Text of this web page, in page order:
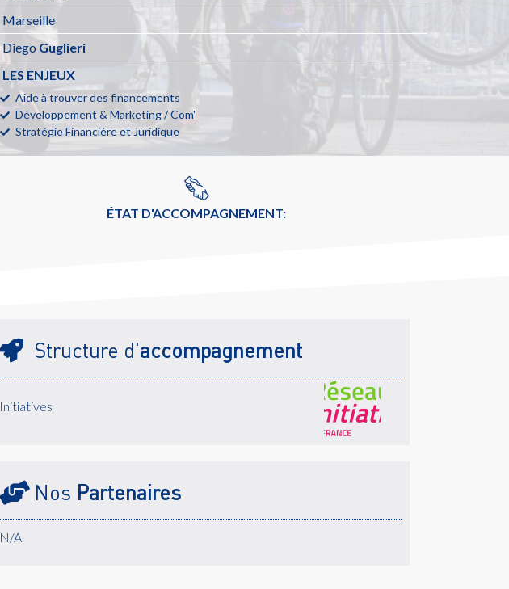
Marseille
Diego Guglieri
LES ENJEUX
Aide à trouver des financements
Développement & Marketing / Com'
Stratégie Financière et Juridique
ÉTAT D'ACCOMPAGNEMENT:
Structure d'accompagnement
Initiatives
Nos Partenaires
N/A